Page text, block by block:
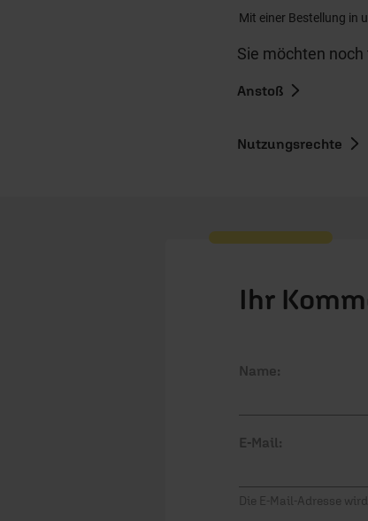
Mit einer Bestellung in
Sie möchten
Anstoß
Nutzungsrechte
Ihr
Name:
E-Mail:
Die E-Mail-Adresse